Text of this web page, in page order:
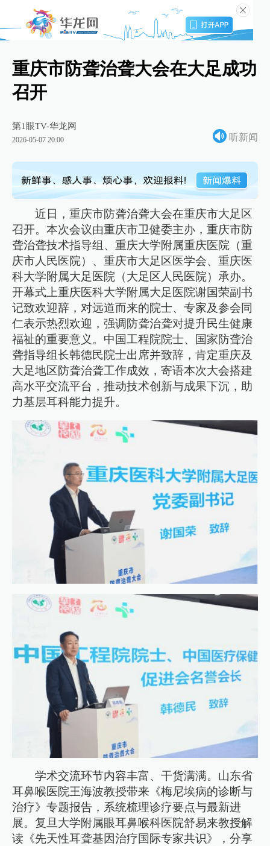
重庆市防聋治聋大会在大足成功
召开
第1眼TV-华龙网
2026-05-07 20:00 听新闻
近日，重庆市防聋治聋大会在重庆市大足区
召开。本次会议由重庆市卫健委主办，重庆市防
聋治聋技术指导组、重庆大学附属重庆医院（重
庆市人民医院）、重庆市大足区医学会、重庆医
科大学附属大足医院（大足区人民医院）承办。
开幕式上重庆医科大学附属大足医院谢国荣副书
记致欢迎辞，对远道而来的院士、专家及参会同
仁表示热烈欢迎，强调防聋治聋对提升民生健康
福祉的重要意义。中国工程院院士、国家防聋治
聋指导组长韩德民院士出席并致辞，肯定重庆及
大足地区防聋治聋工作成效，寄语本次大会搭建
高水平交流平台，推动技术创新与成果下沉，助
力基层耳科能力提升。
学术交流环节内容丰富、干货满满。山东省
耳鼻喉医院王海波教授带来《梅尼埃病的诊断与
治疗》专题报告，系统梳理诊疗要点与最新进
展。复旦大学附属眼耳鼻喉科医院舒易来教授解
读《先天性耳聋基因治疗国际专家共识》，分享